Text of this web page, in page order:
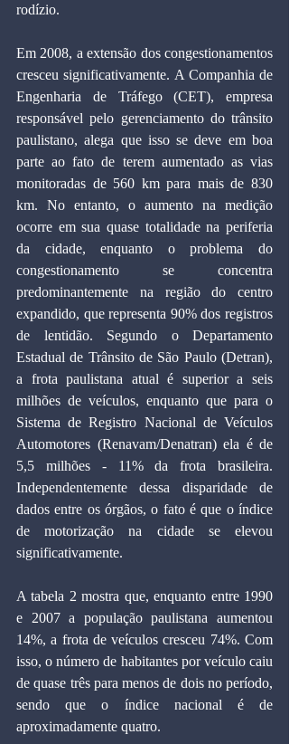
rodízio.
Em 2008, a extensão dos congestionamentos
cresceu significativamente. A Companhia de
Engenharia de Tráfego (CET), empresa
responsável pelo gerenciamento do trânsito
paulistano, alega que isso se deve em boa
parte ao fato de terem aumentado as vias
monitoradas de 560 km para mais de 830
km. No entanto, o aumento na medição
ocorre em sua quase totalidade na periferia
da cidade, enquanto o problema do
congestionamento se concentra
predominantemente na região do centro
expandido, que representa 90% dos registros
de lentidão. Segundo o Departamento
Estadual de Trânsito de São Paulo (Detran),
a frota paulistana atual é superior a seis
milhões de veículos, enquanto que para o
Sistema de Registro Nacional de Veículos
Automotores (Renavam/Denatran) ela é de
5,5 milhões - 11% da frota brasileira.
Independentemente dessa disparidade de
dados entre os órgãos, o fato é que o índice
de motorização na cidade se elevou
significativamente.
A tabela 2 mostra que, enquanto entre 1990
e 2007 a população paulistana aumentou
14%, a frota de veículos cresceu 74%. Com
isso, o número de habitantes por veículo caiu
de quase três para menos de dois no período,
sendo que o índice nacional é de
aproximadamente quatro.